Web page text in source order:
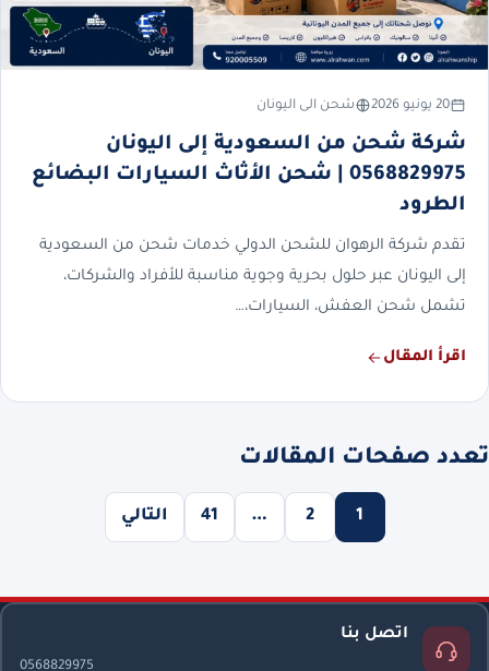
20 يونيو 2026 شحن الى اليونان
شركة شحن من السعودية إلى اليونان
0568829975 | شحن الأثاث السيارات البضائع
الطرود
تقدم شركة الرهوان للشحن الدولي خدمات شحن من السعودية
إلى اليونان عبر حلول بحرية وجوية مناسبة للأفراد والشركات،
تشمل شحن العفش، السيارات،…
اقرأ المقال
تعدد صفحات المقالات
1
2
…
41 التالي
اتصل بنا
0568829975